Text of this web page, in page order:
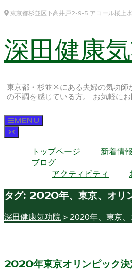
東京都杉並区下高井戸2-9-5 アコール桜上
深田健康
東京都・杉並区にある夫婦の気功
の不調を感じている方。 お気軽に
MENU
トップページ 新着情報
ブログ
アクティビティ
タグ: 2020年、東京、オリ
深田健康気功院 > 2020年、東京、
2020年東京オリンピック決